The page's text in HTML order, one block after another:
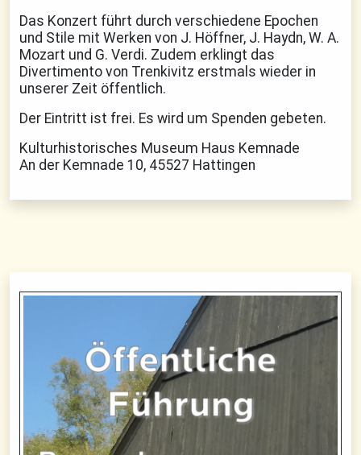
Das Konzert führt durch verschiedene Epochen
und Stile mit Werken von J. Höffner, J. Haydn, W. A.
Mozart und G. Verdi. Zudem erklingt das
Divertimento von Trenkivitz erstmals wieder in
unserer Zeit öffentlich.
Der Eintritt ist frei. Es wird um Spenden gebeten.
Kulturhistorisches Museum Haus Kemnade
An der Kemnade 10, 45527 Hattingen